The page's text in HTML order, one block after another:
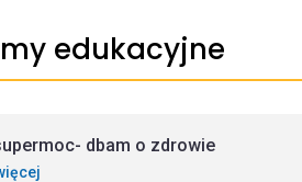
edukacyjne
dbam o zdrowie